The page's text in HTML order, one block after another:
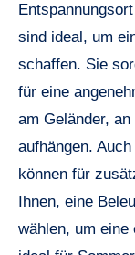
sind ideal, um
schaffen. Sie
für eine
am Geländer,
aufhängen.
können für
Ihnen, eine
wählen, um eine